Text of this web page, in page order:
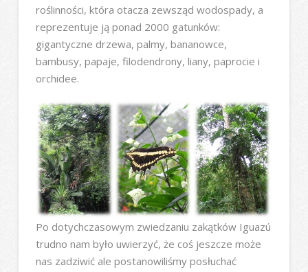
roślinności, która otacza zewsząd wodospady, a
reprezentuje ją ponad 2000 gatunków:
gigantyczne drzewa, palmy, bananowce,
bambusy, papaje, filodendrony, liany, paprocie i
orchidee.
Po dotychczasowym zwiedzaniu zakątków Iguazú
trudno nam było uwierzyć, że coś jeszcze może
nas zadziwić ale postanowiliśmy posłuchać